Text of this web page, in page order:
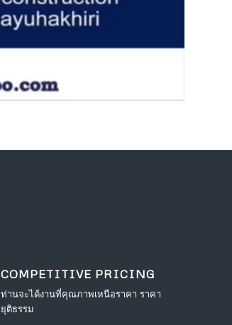
COMPETITIVE PRICING
ท่านจะได้งานที่คุณภาพเหนือราคา ราคา
ยุติธรรม